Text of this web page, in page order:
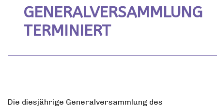
GENERALVERSAMMLUNG
TERMINIERT
Die diesjährige Generalversammlung des